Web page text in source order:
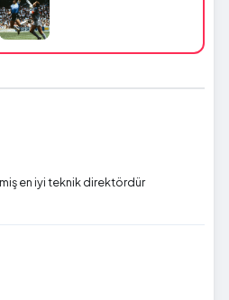
en iyi teknik direktördür